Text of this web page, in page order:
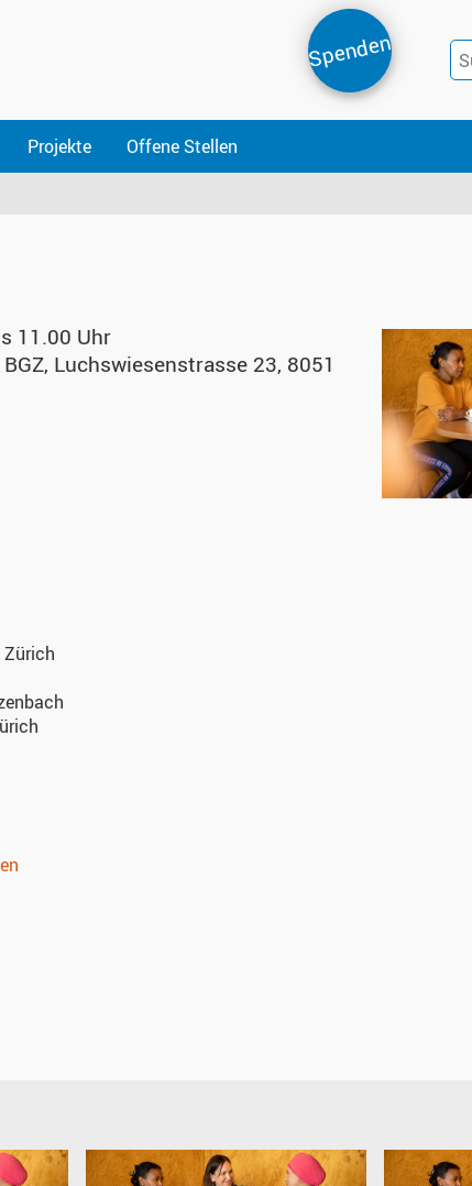
Spenden
Projekte Offene Stellen
11.00 Uhr
, Luchswiesenstrasse 23, 8051
Zürich